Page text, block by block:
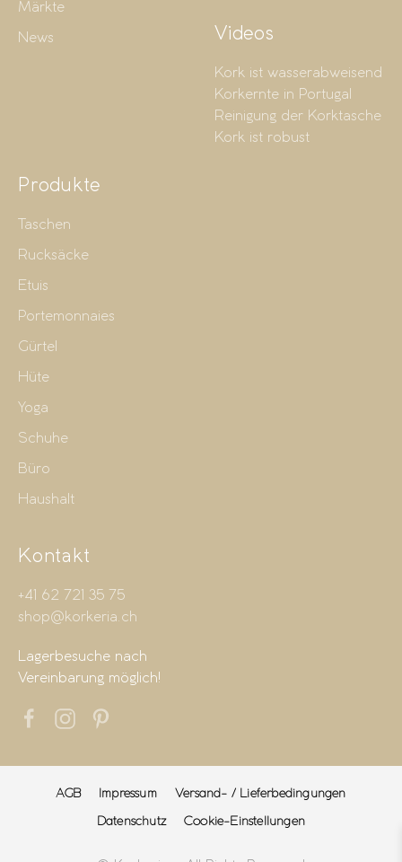
Märkte
News Videos
Kork ist wasserabweisend
Korkernte in Portugal
Reinigung der Korktasche
Kork ist robust
Produkte
Taschen
Rucksäcke
Etuis
Portemonnaies
Gürtel
Hüte
Yoga
Schuhe
Büro
Haushalt
Kontakt
+41 62 721 35 75
shop@korkeria.ch
Lagerbesuche nach
Vereinbarung möglich!
AGB Impressum
Versand- / Lieferbedingungen
Datenschutz
Cookie-Einstellungen